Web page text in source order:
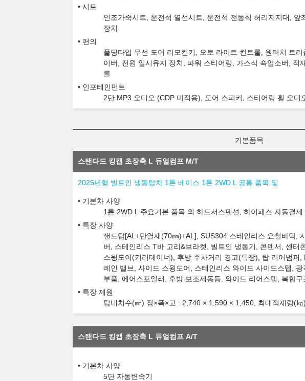
시트
인조가죽시트, 운전석 열선시트, 운전석 전동식 허리지지대,
장치
편의
폴딩타입 무선 도어 리모컨키, 오토 라이트 컨트롤, 원터치 트
이버, 전원 일시유지 장치, 파워 스티어링, 가스식 쇽업소버,
롤
인포테인먼트
2단 MP3 오디오 (CDP 미적용), 도어 스피커, 스티어링 휠 오
기본품목
스탠다드 킹캡 초장축 L 듀얼컴프 M/T
2025년형 빌트인 냉동탑차 1톤 베이스 1톤 2WD L 공통 품목 및
기본차 사양
1톤 2WD L 주요기본 품목 외 하드서스펜션, 하이패스 자동결제
특장 사양
샌드탑[AL+단열재(70㎜)+AL], SUS304 스테인리스 요철바닥,
버, 스테인리스 T바 고리&브라켓, 빌트인 냉동기, 콘덴서, 센터
스윙도어(키리테이너), 후방 주차거리 경고(특장), 탑 리어범퍼
레인 밸브, 사이드 스윙도어, 스테인리스 와이드 사이드스텝,
부품, 에어스포일러, 후방 보조제동등, 와이드 리어스텝, 복합
특장 제원
탑내치수(㎜) 장×폭×고 : 2,740 × 1,590 × 1,450, 최대적재량(
스탠다드 킹캡 초장축 L 듀얼컴프 A/T
기본차 사양
5단 자동변속기